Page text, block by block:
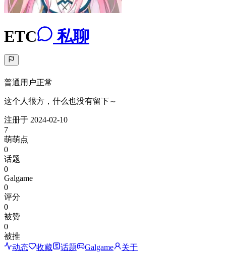
ETC 私聊
普通用户正常
这个人很方，什么也没有留下～
注册于 2024-02-10
7
萌萌点
0
话题
0
Galgame
0
评分
0
被赞
0
被推
动态
收藏 话题 Galgame
关于